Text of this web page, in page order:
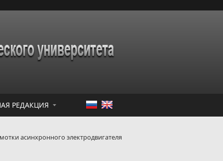
РЕДАКЦИЯ
асинхронного электродвигателя